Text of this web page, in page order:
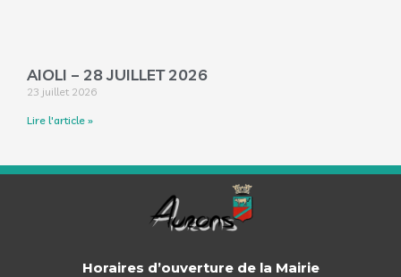
AIOLI – 28 JUILLET 2026
23 juillet 2026
Lire l'article »
Horaires d’ouverture de la Mairie